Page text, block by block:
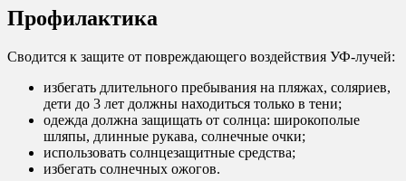
Профилактика
Сводится к защите от повреждающего воздействия УФ-лучей:
избегать длительного пребывания на пляжах, соляриев,
дети до 3 лет должны находиться только в тени;
одежда должна защищать от солнца: широкополые
шляпы, длинные рукава, солнечные очки;
использовать солнцезащитные средства;
избегать солнечных ожогов.